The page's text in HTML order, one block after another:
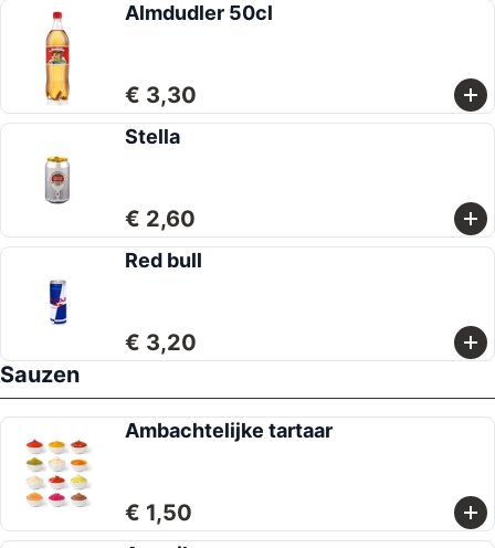
Almdudler 50cl
€ 3,30
Stella
€ 2,60
Red bull
€ 3,20
Sauzen
Ambachtelijke tartaar
€ 1,50